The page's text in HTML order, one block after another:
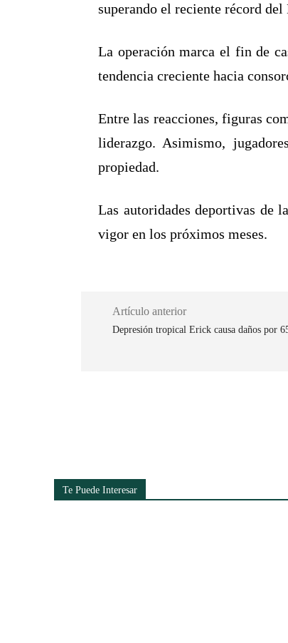
superando el reciente récord
La operación marca el fin de
tendencia creciente hacia
Entre las reacciones, figuras
liderazgo. Asimismo,
propiedad.
Las autoridades deportivas de
vigor en los próximos meses.
Artículo anterior
Depresión tropical Erick causa daños por
Te Puede Interesar